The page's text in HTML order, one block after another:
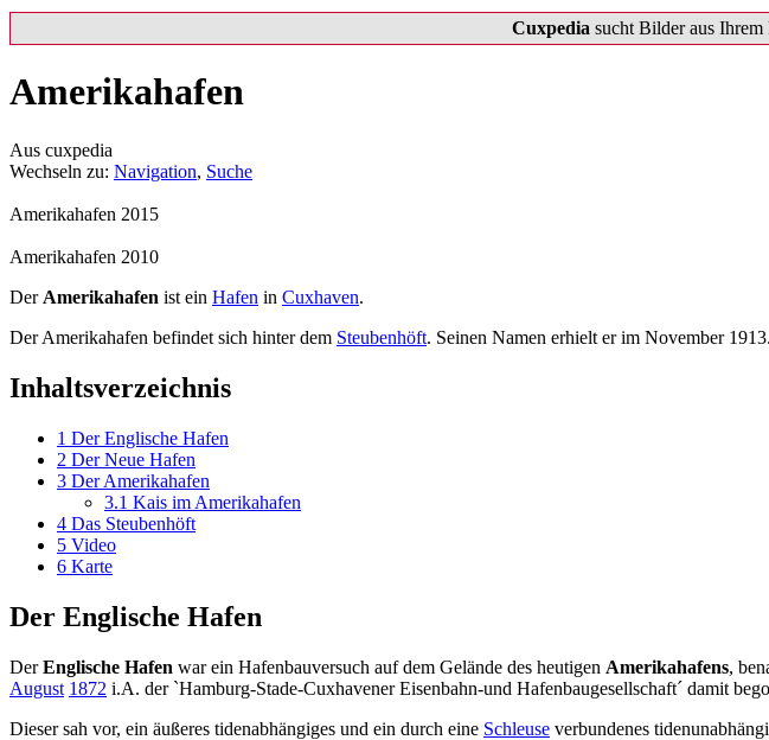
Cuxpedia sucht Bilder aus Ihrem
Amerikahafen
Aus cuxpedia
Wechseln zu: Navigation, Suche
Amerikahafen 2015
Amerikahafen 2010
Der Amerikahafen ist ein Hafen in Cuxhaven.
Der Amerikahafen befindet sich hinter dem Steubenhöft. Seinen Namen erhielt er im November
Inhaltsverzeichnis
1 Der Englische Hafen
2 Der Neue Hafen
3 Der Amerikahafen
3.1 Kais im Amerikahafen
4 Das Steubenhöft
5 Video
6 Karte
Der Englische Hafen
DerEnglische Hafen war ein Hafenbauversuch auf dem Gelände des heutigen Amerikahafens,
August 1872 i.A. der `Hamburg-Stade-Cuxhavener Eisenbahn-und Hafenbaugesellschaft´ damit
Dieser sah vor, ein äußeres tidenabhängiges und ein durch eine Schleuse verbundenes